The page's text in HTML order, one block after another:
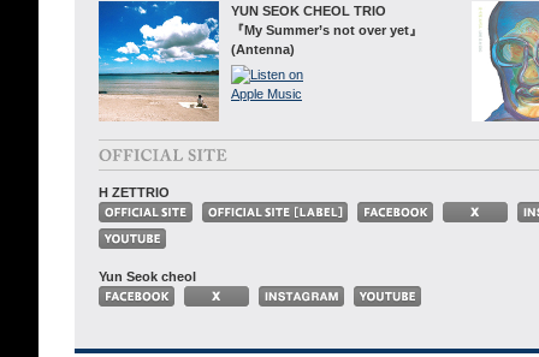
YUN SEOK CHEOL TRIO
『My Summer’s not over yet』
(Antenna)
H ZETTRIO
Yun Seok cheol